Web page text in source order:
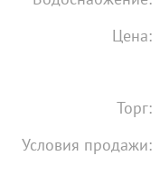
Цена:
Торг:
Условия продажи: